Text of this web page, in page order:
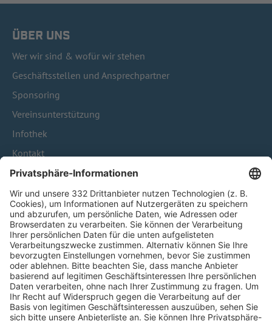
ÜBER UNS
Wer wir sind & wofür wir stehen
Geschäftsstellen und Ansprechpartner
Sponsoring
Vereinsunterstützung
Infothek
Kontakt
HÄUFIG BESUCHTE SEITEN
Pässe und Vereinswechsel
Trainerausbildung
Schulungsangebot Vereinsmitarbeiter
BFV-Geschäftsstellen
Trainerbörse
Login SpielPlus